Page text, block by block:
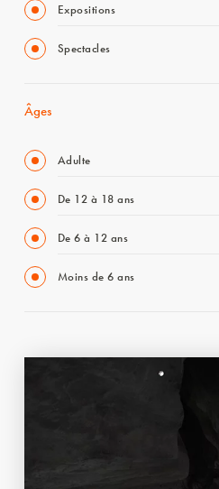
Expositions
Spectacles
Âges
Adulte
De 12 à 18 ans
De 6 à 12 ans
Moins de 6 ans